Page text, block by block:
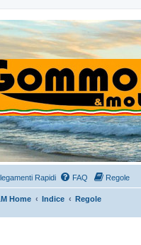
Rapidi FAQ Regole
Home Indice Regole